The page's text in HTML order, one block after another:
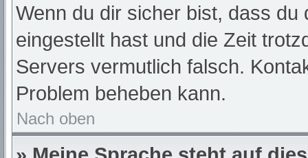
Wenn du dir sicher bist, dass
eingestellt hast und die Zeit
Servers vermutlich falsch.
Problem beheben kann.
Nach oben